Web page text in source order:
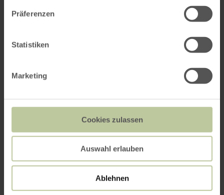
Präferenzen
Statistiken
Marketing
Cookies zulassen
Auswahl erlauben
Ablehnen